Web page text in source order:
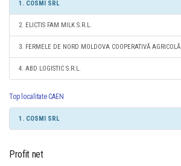
1. COSMI SRL
2. ELICTIS FAM MILK S.R.L.
3. FERMELE DE NORD MOLDOVA COOPERATIVĂ AGRICOLĂ
4. ABD LOGISTIC S.R.L.
Top localitate CAEN
1. COSMI SRL
Profit net